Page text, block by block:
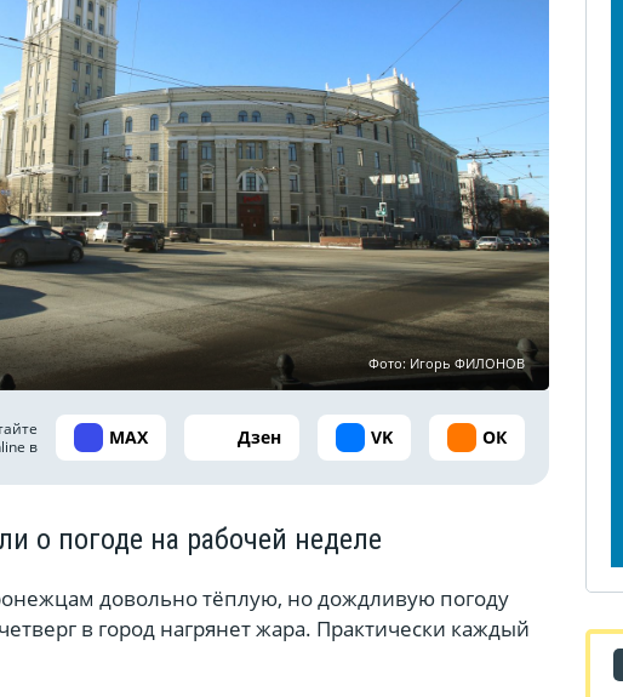
Фото: Игорь ФИЛОНОВ
в
MAX Дзен VK ОК
о погоде на рабочей неделе
довольно тёплую, но дождливую погоду
в город нагрянет жара. Практически каждый